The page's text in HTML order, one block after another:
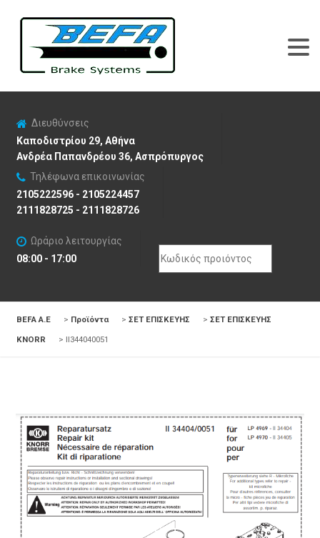
Διευθύνσεις
Καποδιστρίου 29, Αθήνα
Ανδρέα Παπανδρέου 36, Ασπρόπυργος
Τηλέφωνα επικοινωνίας
2105222596 - 2105224457
2111828725 - 2111828726
Ωράριο λειτουργίας
08:00 - 17:00
Search
for:
BEFA Α.Ε > Προϊόντα > ΣΕΤ ΕΠΙΣΚΕΥΗΣ > ΣΕΤ ΕΠΙΣΚΕΥΗΣ
KNORR
> II344040051